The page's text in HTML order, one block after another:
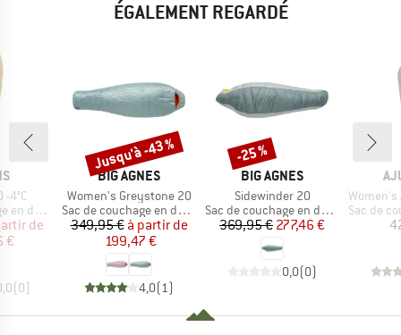
ÉGALEMENT REGARDÉ
-4°C
duvet
réduit
de
€
(0)
MARQUE
BIG AGNES
Article
Women's Greystone 20
Product group
Sac de couchage en duvet
Prix
349,95 € Prix réduit
à partir de
199,47 €
4,0(1 )
Remise
Jusqu'à -43 %
MARQUE
BIG AGNES
Article
Sidewinder 20
Product group
Sac de couchage en duvet
Prix
369,95 €Prix réduit
277,46 €
0,0(0)
Remise
-25 %
Article
Women's
Product
Sac de